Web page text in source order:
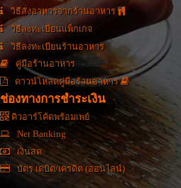
วิธีสั่งอาหารจากร้านอาหาร
วิธีลงทะเบียนแพ็กเกจ
วิธีลงทะเบียนร้านอาหาร
คู่มือร้านอาหาร
ดาวน์โหลดคู่มือร้านอาหาร
ช่องทางการชำระเงิน
คิวอาร์โค้ดพร้อมเพย์
Net Banking
เงินสด
บัตร เดบิต/เครดิต (ออนไลน์)